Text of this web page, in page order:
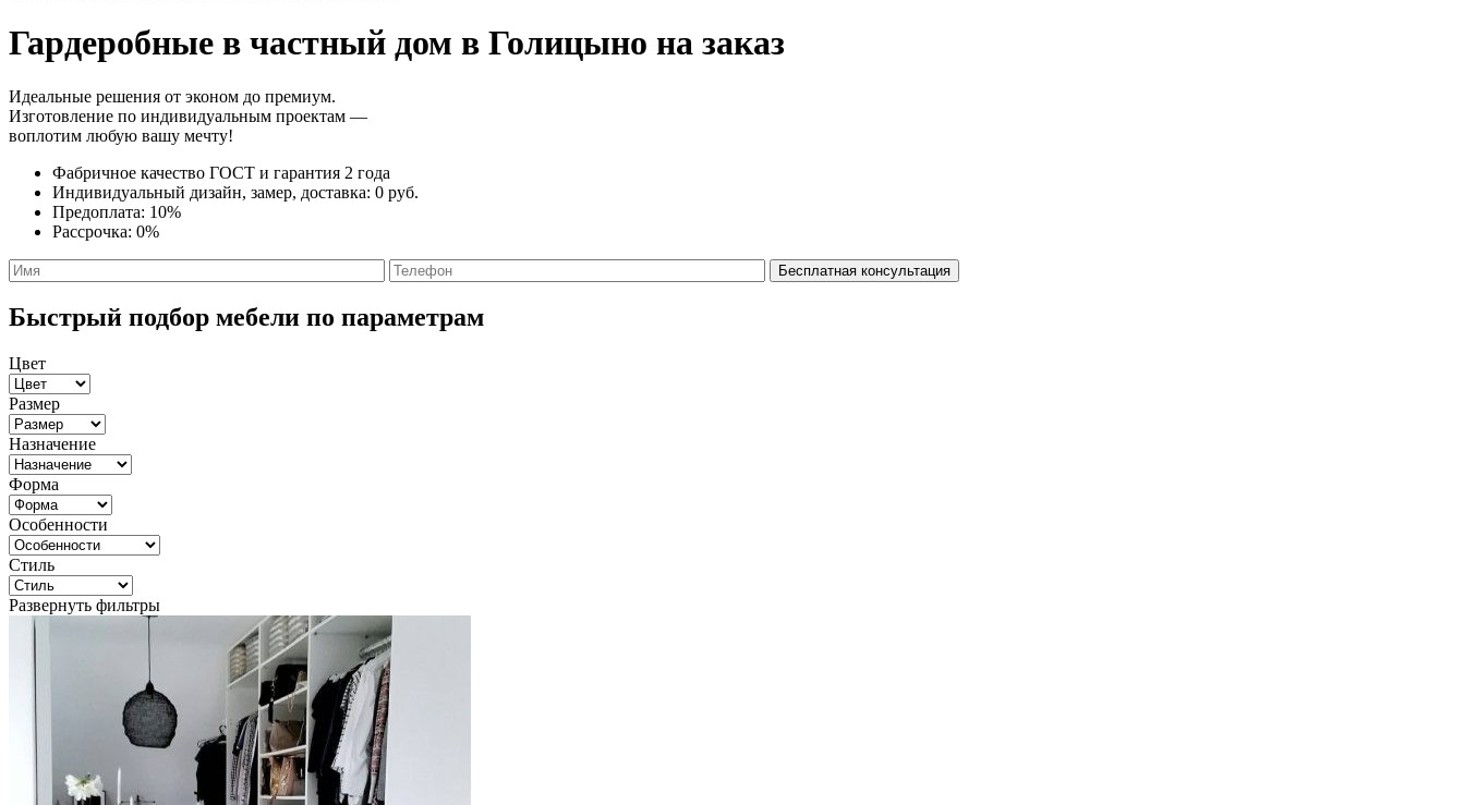
Гардеробные в частный дом в Голицыно на заказ
Идеальные решения от эконом до премиум.
Изготовление по индивидуальным проектам —
воплотим любую вашу мечту!
Фабричное качество ГОСТ и гарантия 2 года
Индивидуальный дизайн, замер, доставка: 0 руб.
Предоплата: 10%
Рассрочка: 0%
Быстрый подбор мебели по параметрам
Цвет
Размер
Назначение
Форма
Особенности
Стиль
Развернуть фильтры